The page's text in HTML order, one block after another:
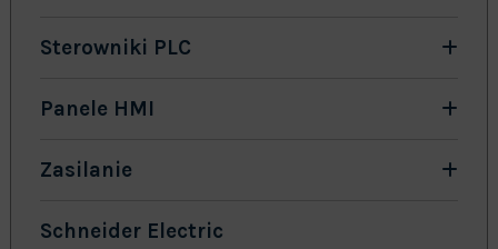
Sterowniki PLC
Panele HMI
Zasilanie
Schneider Electric